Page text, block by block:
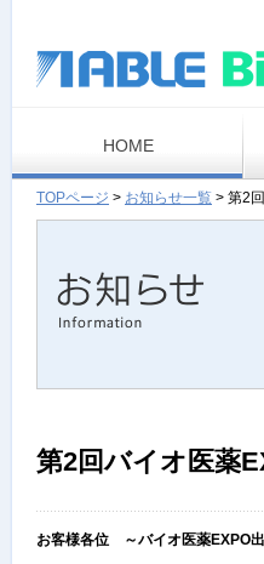
HOME
TOPページ > お知らせ一覧 > 第2
第2回バイオ医薬
お客様各位 ～バイオ医薬EXPO